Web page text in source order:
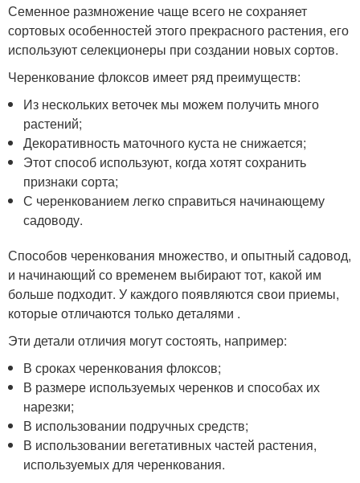
Семенное размножение чаще всего не сохраняет
сортовых особенностей этого прекрасного растения, его
используют селекционеры при создании новых сортов.
Черенкование флоксов имеет ряд преимуществ:
Из нескольких веточек мы можем получить много
растений;
Декоративность маточного куста не снижается;
Этот способ используют, когда хотят сохранить
признаки сорта;
С черенкованием легко справиться начинающему
садоводу.
Способов черенкования множество, и опытный садовод,
и начинающий со временем выбирают тот, какой им
больше подходит. У каждого появляются свои приемы,
которые отличаются только деталями .
Эти детали отличия могут состоять, например:
В сроках черенкования флоксов;
В размере используемых черенков и способах их
нарезки;
В использовании подручных средств;
В использовании вегетативных частей растения,
используемых для черенкования.